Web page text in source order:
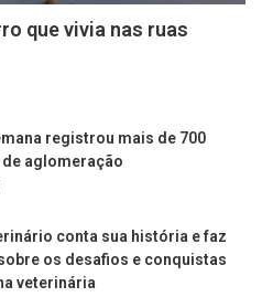
que vivia nas ruas
registrou mais de 700
aglomeração
conta sua história e faz
os desafios e conquistas
veterinária